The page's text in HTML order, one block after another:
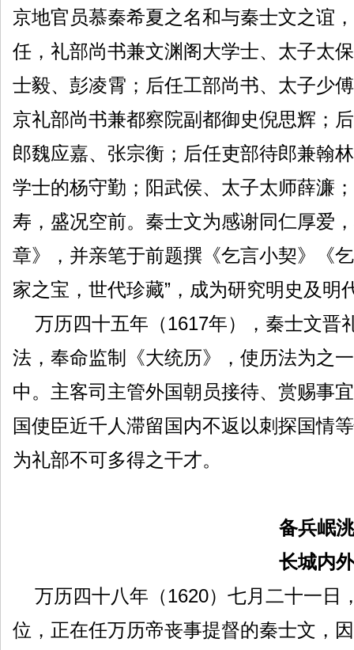
京地官员慕秦希夏之名和与秦士文之谊
任，礼部尚书兼文渊阁大学士、太子太
士毅、彭凌霄；后任工部尚书、太子少
京礼部尚书兼都察院副都御史倪思辉；
郎魏应嘉、张宗衡；后任吏部待郎兼翰
学士的杨守勤；阳武侯、太子太师薛濂
寿，盛况空前。秦士文为感谢同仁厚爱
章》，并亲笔于前题撰《乞言小契》《
家之宝，世代珍藏”，成为研究明史及明
万历四十五年（1617年），秦士文晋
法，奉命监制《大统历》，使历法为之
中。主客司主管外国朝员接待、赏赐事
国使臣近千人滞留国内不返以刺探国情
为礼部不可多得之干才。
备兵岷
长城内
万历四十八年（1620）七月二十一日
位，正在任万历帝丧事提督的秦士文，